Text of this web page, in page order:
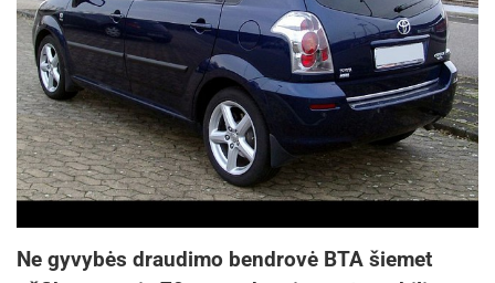
Ne gyvybės draudimo bendrovė BTA šiemet